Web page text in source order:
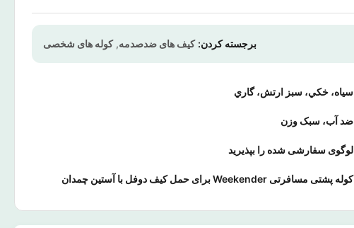
برجسته کردن: کیف های ضدصدمه,کوله های شخصی
سياه، خکي، سبز ارتش، گاري
ضد آب، سبک وزن
لوگوی سفارشی شده را بپذیرید
کوله پشتی مسافرتی Weekender برای حمل کیف دوفل با آستین چمدان